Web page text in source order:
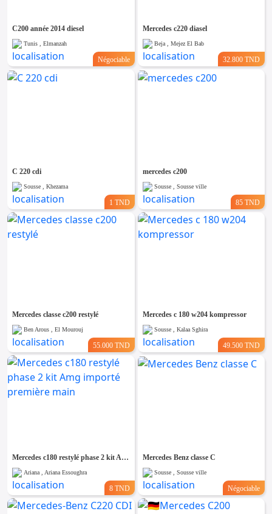
C200 année 2014 diesel
Tunis , Elmanzah
Négociable
Mercedes c220 diasel
Beja , Mejez El Bab
32.800 TND
C 220 cdi
Sousse , Khezama
1 TND
mercedes c200
Sousse , Sousse ville
85 TND
Mercedes classe c200 restylé
Ben Arous , El Mourouj
55.000 TND
Mercedes c 180 w204 kompressor
Sousse , Kalaa Sghira
49.500 TND
Mercedes c180 restylé phase 2 kit Amg importé première main
Ariana , Ariana Essoughra
8 TND
Mercedes Benz classe C
Sousse , Sousse ville
Négociable